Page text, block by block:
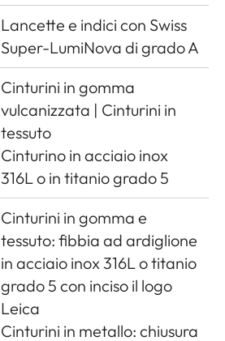
Lancette e indici con Swiss
Super-LumiNova di grado A
Cinturini in gomma
vulcanizzata | Cinturini in
tessuto
Cinturino in acciaio inox
316L o in titanio grado 5
Cinturini in gomma e
tessuto: fibbia ad ardiglione
in acciaio inox 316L o titanio
grado 5 con inciso il logo
Leica
Cinturini in metallo: chiusura